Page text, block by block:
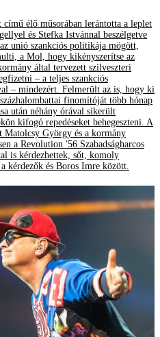
élő műsorában lerántotta a leplet
és Stefka Istvánnal beszélgetve
unió szankciós politikája mögött,
a Mol, hogy kikényszerítse az
által tervezett szilveszteri
– a teljes szankciós
– mindezért. Felmerült az is, hogy ki
finomítóját több hónap
után néhány órával sikerült
kifogó repedéseket behegeszteni. A
Matolcsy György és a kormány
a Revolution '56 Szabadságharcos
is kérdezhettek, sőt, komoly
kérdezők és Boros Imre között.